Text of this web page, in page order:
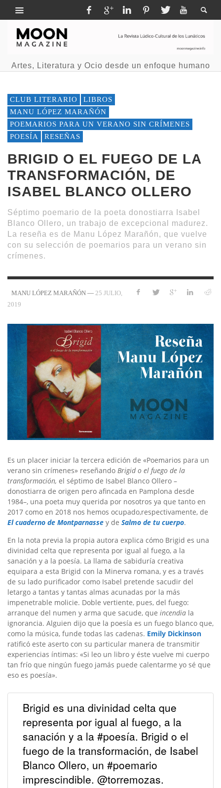
Artes, Literatura y Ocio desde un enfoque humano
CLUB LITERARIO
LIBROS
MANU LÓPEZ MARAÑÓN
POEMARIOS PARA UN VERANO SIN CRÍMENES
POESÍA
RESEÑAS
BRIGID O EL FUEGO DE LA
TRANSFORMACIÓN, DE
ISABEL BLANCO OLLERO
Séptimo poemario de la poeta donostiarra Isabel
Blanco Ollero, un trabajo de excepcional madurez.
La reseña es de Manu López Marañón, que vuelve
con su selección de poemarios para un verano sin
crímenes.
MANU LÓPEZ MARAÑÓN — 25 JULIO,
2019
Es un placer iniciar la tercera edición de «Poemarios para un
verano sin crímenes» reseñando Brigid o el fuego de la
transformación, el séptimo de Isabel Blanco Ollero –
donostiarra de origen pero afincada en Pamplona desde
1984–, una poeta muy querida por nosotros ya que tanto en
2017 como en 2018 nos hemos ocupado,respectivamente, de
El cuaderno de Montparnasse y de Salmo de tu cuerpo.
En la nota previa la propia autora explica cómo Brigid es una
divinidad celta que representa por igual al fuego, a la
sanación y a la poesía. La llama de sabiduría creativa
equipara a esta Brigid con la Minerva romana, y es a través
de su lado purificador como Isabel pretende sacudir del
letargo a tantas y tantas almas acunadas por la más
impenetrable molicie. Doble vertiente, pues, del fuego:
arranque del numen y arma que sacude, que incendia la
ignorancia. Alguien dijo que la poesía es un fuego blanco que,
como la música, funde todas las cadenas. Emily Dickinson
ratificó este aserto con su particular manera de transmitir
experiencias íntimas: «Si leo un libro y éste vuelve mi cuerpo
tan frío que ningún fuego jamás puede calentarme yo sé que
eso es poesía».
Brigid es una divinidad celta que
representa por igual al fuego, a la
sanación y a la #poesía. Brigid o el
fuego de la transformación, de Isabel
Blanco Ollero, un #poemario
imprescindible. @torremozas.